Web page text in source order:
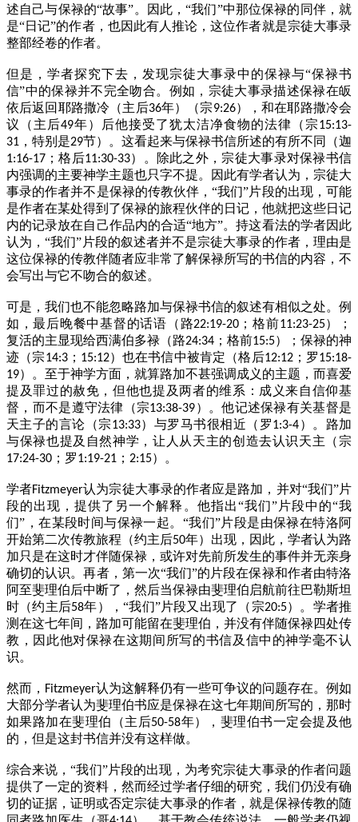
述自己与保禄的“故事”。因此，“我们”中那位保禄的同伴，就
是“日记”的作者，也因此有人推论，这位作者就是宗徒大事录
整部经卷的作者。
但是，学者探究下去，发现宗徒大事录中的保禄与“保禄书
信”中的保禄并不完全吻合。例如，宗徒大事录描述保禄在皈
依后返回耶路撒冷（主后36年）（宗9:26），和在耶路撒冷会
议（主后49年）后他接受了犹太洁净食物的法律（宗15:13-
31 ，特别是29节）。这看起来与保禄书信所述的有所不同（迦
1:16-17 ；格后11:30-33）。除此之外，宗徒大事录对保禄书信
内强调的主要神学主题也只字不提。因此有学者认为，宗徒大
事录的作者并不是保禄的传教伙伴，“我们”片段的出现，可能
是作者在某处得到了保禄的旅程伙伴的日记，他就把这些日记
内的记录放在自己作品内的合适“地方”。持这看法的学者因此
认为，“我们”片段的叙述者并不是宗徒大事录的作者，理由是
这位保禄的传教伴随者应非常了解保禄所写的书信的内容，不
会写出与它不吻合的叙述。
可是，我们也不能忽略路加与保禄书信的叙述有相似之处。例
如，最后晚餐中基督的话语（路22:19-20 ；格前11:23-25）；
复活的主显现给西满伯多禄（路24:34 ；格前15:5）；保禄的神
迹（宗14:3； 15:12）也在书信中被肯定（格后12:12；罗15:18-
19）。至于神学方面，就算路加不甚强调成义的主题，而喜爱
提及罪过的赦免，但他也提及两者的维系：成义来自信仰基
督，而不是遵守法律（宗13:38-39）。他记述保禄有关基督是
天主子的言论（宗13:33）与罗马书很相近（罗1:3-4）。路加
与保禄也提及自然神学，让人从天主的创造去认识天主（宗
17:24-30 ；罗1:19-21 ； 2:15）。
学者Fitzmeyer认为宗徒大事录的作者应是路加，并对“我们”片
段的出现，提供了另一个解释。他指出“我们”片段中的“我
们”，在某段时间与保禄一起。“我们”片段是由保禄在特洛阿
开始第二次传教旅程（约主后50年）出现，因此，学者认为路
加只是在这时才伴随保禄，或许对先前所发生的事件并无亲身
确切的认识。再者，第一次“我们”的片段在保禄和作者由特洛
阿至斐理伯后中断了，然后当保禄由斐理伯启航前往巴勒斯坦
时（约主后58年），“我们”片段又出现了（宗20:5）。学者推
测在这七年间，路加可能留在斐理伯，并没有伴随保禄四处传
教，因此他对保禄在这期间所写的书信及信中的神学毫不认
识。
然而， Fitzmeyer认为这解释仍有一些可争议的问题存在。例如
大部分学者认为斐理伯书应是保禄在这七年期间所写的，那时
如果路加在斐理伯（主后50-58年），斐理伯书一定会提及他
的，但是这封书信并没有这样做。
综合来说，“我们”片段的出现，为考究宗徒大事录的作者问题
提供了一定的资料，然而经过学者仔细的研究，我们仍没有确
切的证据，证明或否定宗徒大事录的作者，就是保禄传教的随